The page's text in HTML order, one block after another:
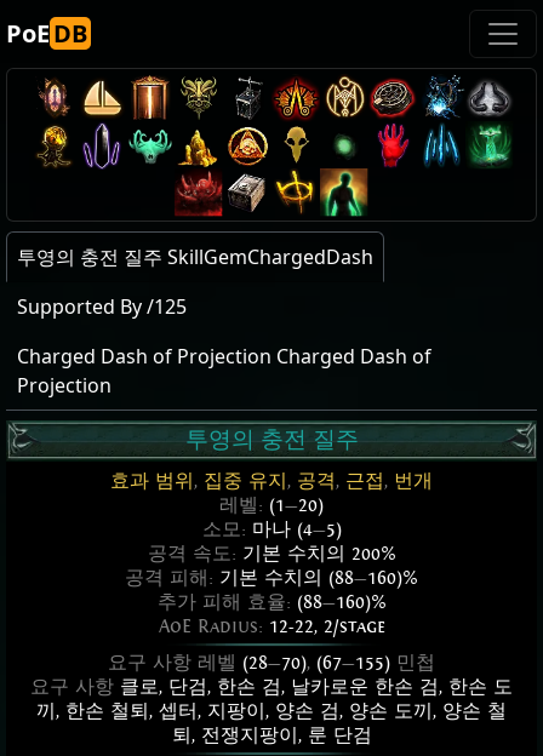
PoEDB
투영의 충전 질주 SkillGemChargedDash
Supported By /125
Charged Dash of Projection Charged Dash of
Projection
투영의 충전 질주
효과 범위 , 집중 유지 , 공격, 근접, 번개
레벨: (1—20)
소모: 마나 (4—5)
공격 속도: 기본 수치의 200%
공격 피해: 기본 수치의 (88—160)%
추가 피해 효율: (88—160)%
AoE Radius: 12-22, 2/stage
요구 사항 레벨 (28—70), (67—155) 민첩
요구 사항 클로, 단검, 한손 검, 날카로운 한손 검, 한손 도
끼 , 한손 철퇴 , 셉터, 지팡이 , 양손 검, 양손 도끼 , 양손 철
퇴 , 전쟁지팡이 , 룬 단검